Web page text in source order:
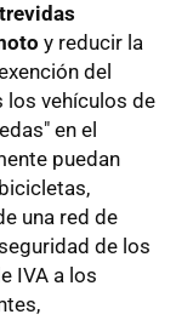
y reducir la
del
vehículos de
en el
puedan
una red de
de los
IVA a los